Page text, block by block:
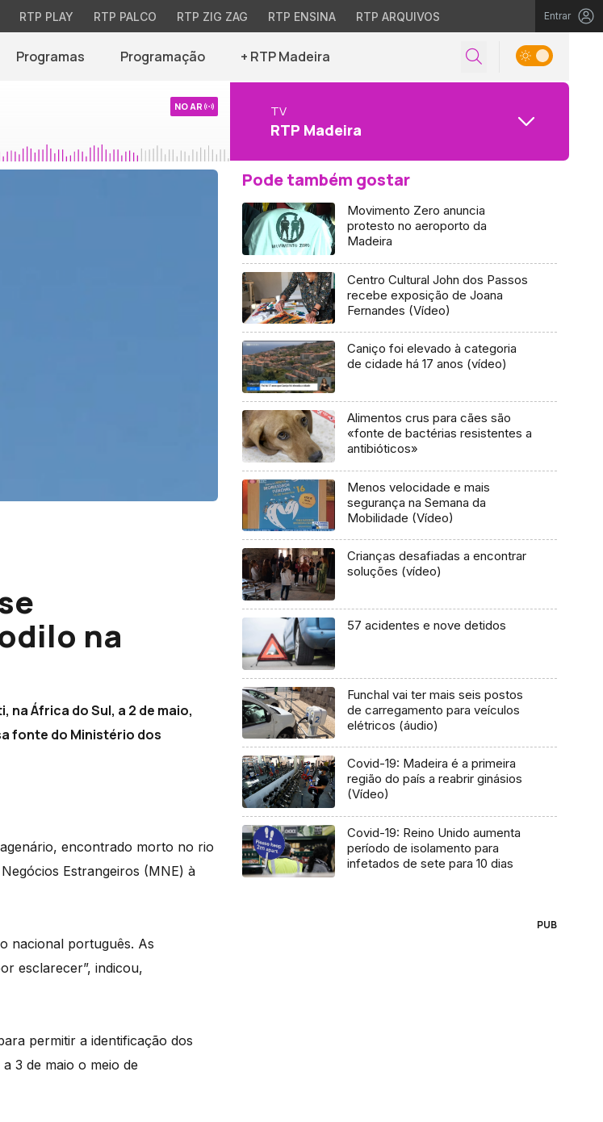
RTP PLAY RTP PALCO RTP ZIG ZAG RTP ENSINA RTP ARQUIVOS Entrar
Programas Programação + RTP Madeira
NO AR TV
RTP Madeira
na
África do Sul, a 2 de maio,
fonte do Ministério dos
encontrado morto no rio
Estrangeiros (MNE) à
nacional português. As
esclarecer”, indicou,
permitir a identificação dos
3 de maio o meio de
Pode também gostar
Movimento Zero anuncia
protesto no aeroporto da
Madeira
Centro Cultural John dos Passos
recebe exposição de Joana
Fernandes (Vídeo)
Caniço foi elevado à categoria
de cidade há 17 anos (vídeo)
Alimentos crus para cães são
«fonte de bactérias resistentes a
antibióticos»
Menos velocidade e mais
segurança na Semana da
Mobilidade (Vídeo)
Crianças desafiadas a encontrar
soluções (vídeo)
57 acidentes e nove detidos
Funchal vai ter mais seis postos
de carregamento para veículos
elétricos (áudio)
Covid-19: Madeira é a primeira
região do país a reabrir ginásios
(Vídeo)
Covid-19: Reino Unido aumenta
período de isolamento para
infetados de sete para 10 dias
PUB